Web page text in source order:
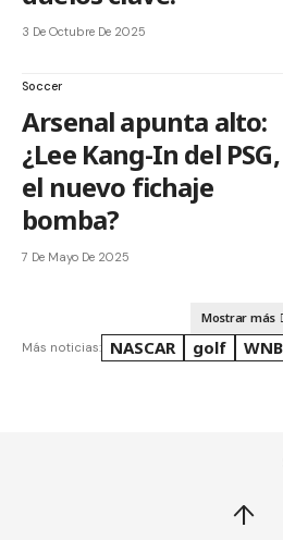
3 De Octubre De 2025
Soccer
Arsenal apunta alto:
¿Lee Kang-In del PSG,
el nuevo fichaje
bomba?
7 De Mayo De 2025
Mostrar más
Más noticias: NASCAR golf
↑